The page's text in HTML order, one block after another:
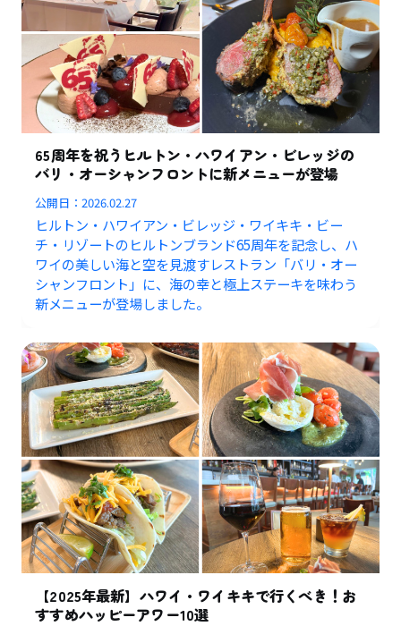
65周年を祝うヒルトン・ハワイアン・ビレッジの
バリ・オーシャンフロントに新メニューが登場
公開日：2026.02.27
ヒルトン・ハワイアン・ビレッジ・ワイキキ・ビー
チ・リゾートのヒルトンブランド65周年を記念し、ハ
ワイの美しい海と空を見渡すレストラン「バリ・オー
シャンフロント」に、海の幸と極上ステーキを味わう
新メニューが登場しました。
【2025年最新】ハワイ・ワイキキで行くべき！お
すすめハッピーアワー10選